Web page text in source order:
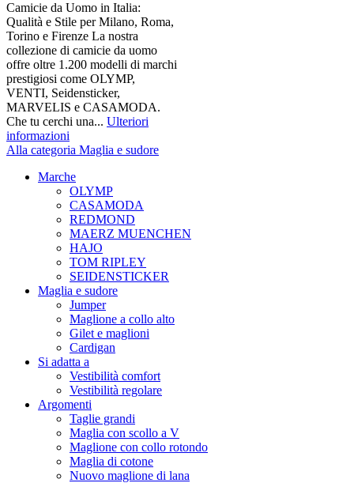
Camicie da Uomo in Italia:
Qualità e Stile per Milano, Roma,
Torino e Firenze La nostra
collezione di camicie da uomo
offre oltre 1.200 modelli di marchi
prestigiosi come OLYMP,
VENTI, Seidensticker,
MARVELIS e CASAMODA.
Che tu cerchi una... Ulteriori
informazioni
Alla categoria Maglia e sudore
Marche
OLYMP
CASAMODA
REDMOND
MAERZ MUENCHEN
HAJO
TOM RIPLEY
SEIDENSTICKER
Maglia e sudore
Jumper
Maglione a collo alto
Gilet e maglioni
Cardigan
Si adatta a
Vestibilità comfort
Vestibilità regolare
Argomenti
Taglie grandi
Maglia con scollo a V
Maglione con collo rotondo
Maglia di cotone
Nuovo maglione di lana